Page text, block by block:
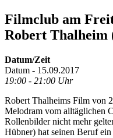
Filmclub am
Robert Thalheim
Datum/Zeit
Datum - 15.09.2017
19:00 - 21:00 Uhr
Robert Thalheims Film von
Melodram vom alltäglichen
Rollenbilder nicht mehr
Hübner) hat seinen Beruf